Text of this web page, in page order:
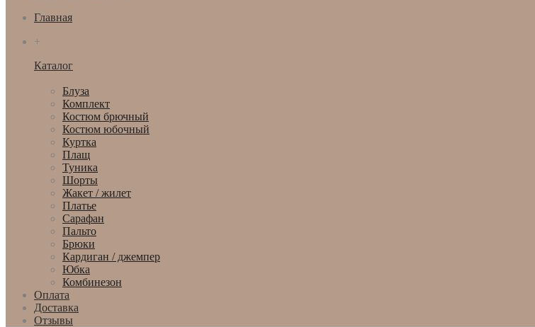
Главная
+
Каталог
Блуза
Комплект
Костюм брючный
Костюм юбочный
Куртка
Плащ
Туника
Шорты
Жакет / жилет
Платье
Сарафан
Пальто
Брюки
Кардиган / джемпер
Юбка
Комбинезон
Оплата
Доставка
Отзывы